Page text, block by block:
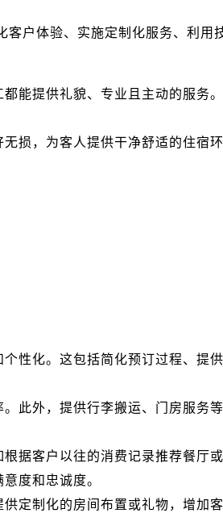
户体验、实施定制化服务、利用
能提供礼貌、专业且主动的服务
损，为客人提供干净舒适的住宿环
性化。这包括简化预订过程、提
此外，提供行李搬运、门房服务
据客户以往的消费记录推荐餐厅
度和忠诚度。
定制化的房间布置或礼物，增加